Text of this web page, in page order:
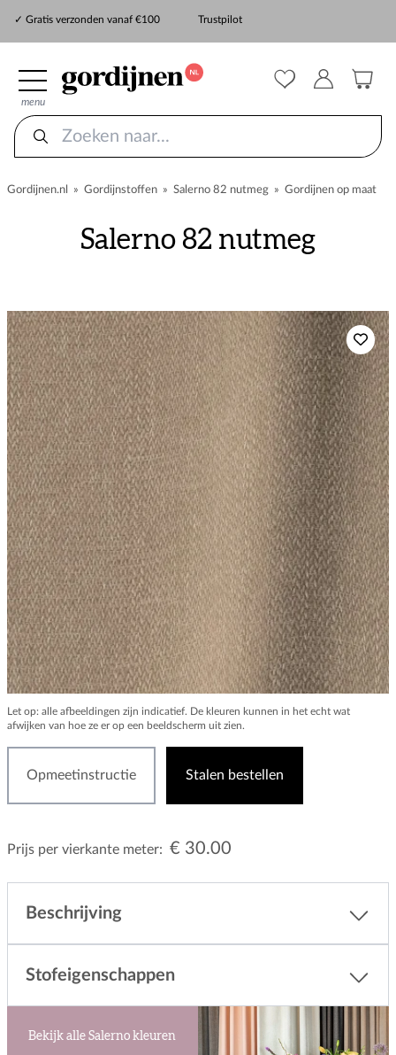
✓ Gratis verzonden vanaf €100
Trustpilot
menu
Gordijnen.nl » Gordijnstoffen » Salerno 82 nutmeg » Gordijnen op maat
Salerno 82 nutmeg
Let op: alle afbeeldingen zijn indicatief. De kleuren kunnen in het echt wat
afwijken van hoe ze er op een beeldscherm uit zien.
Opmeetinstructie Stalen bestellen
Prijs per vierkante meter: € 30.00
Beschrijving
Stofeigenschappen
Bekijk alle Salerno kleuren